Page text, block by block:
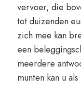
vervoer, die
tot duizenden
zich mee kan
een
meerdere
munten kan u